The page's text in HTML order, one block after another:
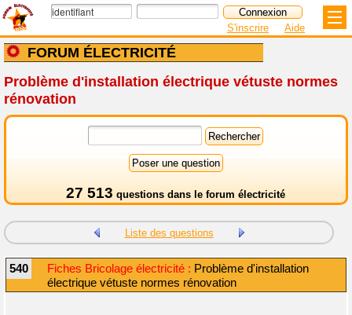
FORUM ÉLECTRICITÉ
S'inscrire Aide
Problème d'installation électrique vétuste normes
rénovation
27 513 questions dans le forum électricité
Liste des questions
540 Fiches Bricolage électricité : Problème d'installation
électrique vétuste normes rénovation